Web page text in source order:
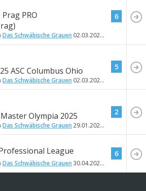
PRO
Das Schwäbische Grauen 02.03.2025
6
ASC Columbus Ohio
Das Schwäbische Grauen 02.03.2025
5
Olympia 2025
Das Schwäbische Grauen 29.01.2025
2
League
Das Schwäbische Grauen 30.04.2023
6